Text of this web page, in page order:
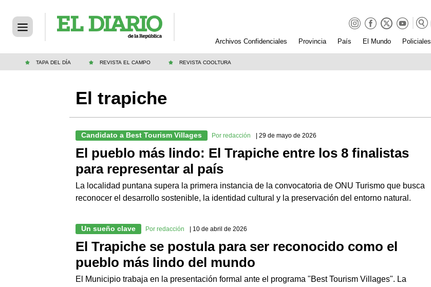
Archivos Confidenciales Provincia País El Mundo Policiales
TAPA DEL DÍA REVISTA EL CAMPO REVISTA COOLTURA
El trapiche
Candidato a Best Tourism Villages Por redacción | 29 de mayo de 2026
El pueblo más lindo: El Trapiche entre los 8 finalistas
para representar al país
La localidad puntana supera la primera instancia de la convocatoria de ONU Turismo que busca
reconocer el desarrollo sostenible, la identidad cultural y la preservación del entorno natural.
Un sueño clave Por redacción | 10 de abril de 2026
El Trapiche se postula para ser reconocido como el
pueblo más lindo del mundo
El Municipio trabaja en la presentación formal ante el programa "Best Tourism Villages". La